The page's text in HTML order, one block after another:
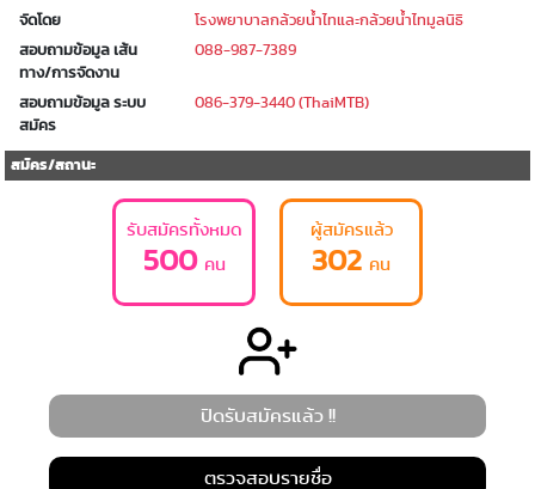
จัดโดย
โรงพยาบาลกล้วยน้ำไทและกล้วยน้ำไทมูลนิธิ
สอบถามข้อมูล เส้น
ทาง/การจัดงาน
088-987-7389
สอบถามข้อมูล ระบบ
สมัคร
086-379-3440 (ThaiMTB)
สมัคร/สถานะ
รับสมัครทั้งหมด
500 คน
ผู้สมัครแล้ว
302 คน
ปิดรับสมัครแล้ว !!
ตรวจสอบรายชื่อ